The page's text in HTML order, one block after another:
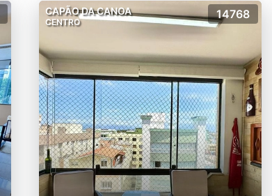
CAPÃO DA CANOA
CENTRO
14768